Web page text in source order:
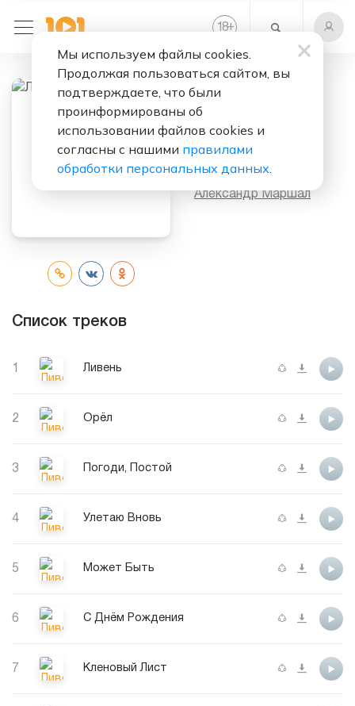
18+
Слушать бесплатно
Исполнитель:
Александр Маршал
Список треков
1 Ливень
2 Орёл
3 Погоди, Постой
4 Улетаю Вновь
5 Может Быть
6 С Днём Рождения
7 Кленовый Лист
Мы используем файлы cookies.
Продолжая пользоваться сайтом, вы
подтверждаете, что были
проинформированы об
использовании файлов cookies и
согласны с нашими правилами
обработки персональных данных.